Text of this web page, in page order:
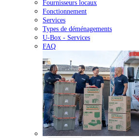
Fournisseurs locaux
Fonctionnement
Services
Types de déménagements
U-Box - Services
FAQ